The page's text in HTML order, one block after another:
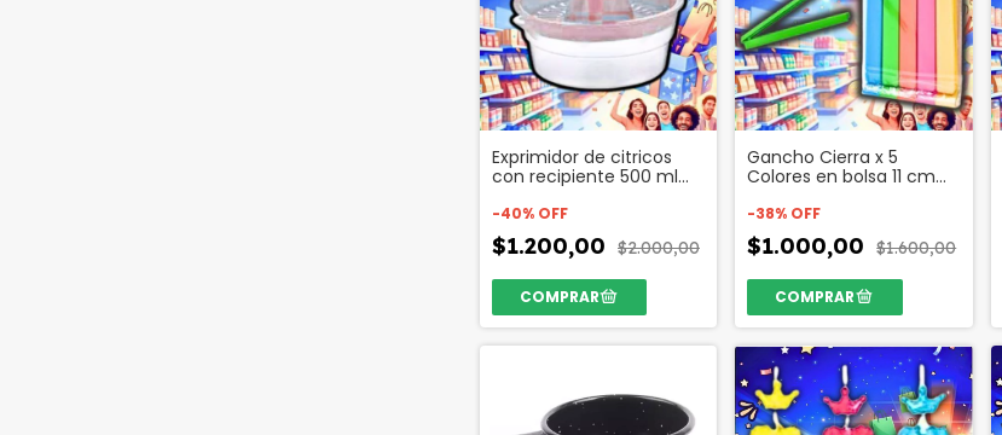
Exprimidor de citricos
con recipiente 500 ml
-40% OFF
$1.200,00 $2.000,00
Gancho Cierra x 5
Colores en bolsa 11 cm
-38% OFF
$1.000,00 $1.600,00